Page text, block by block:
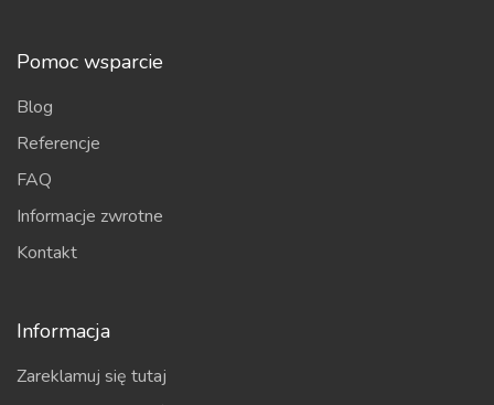
Pomoc wsparcie
Blog
Referencje
FAQ
Informacje zwrotne
Kontakt
Informacja
Zareklamuj się tutaj